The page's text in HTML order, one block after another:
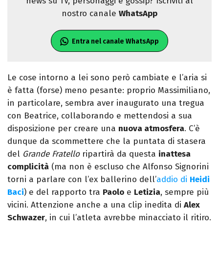
nostro canale WhatsApp
Entra nel canale WhatsApp
Le cose intorno a lei sono però cambiate e l’aria si
è fatta (forse) meno pesante: proprio Massimiliano,
in particolare, sembra aver inaugurato una tregua
con Beatrice, collaborando e mettendosi a sua
disposizione per creare una nuova atmosfera. C’è
dunque da scommettere che la puntata di stasera
del Grande Fratelloripartirà da questa inattesa
complicità (ma non è escluso che Alfonso Signorini
torni a parlare con l’ex ballerino dell’addio di Heidi
Baci) e del rapporto tra Paolo e Letizia, sempre più
vicini. Attenzione anche a una clip inedita di Alex
Schwazer, in cui l’atleta avrebbe minacciato il ritiro.